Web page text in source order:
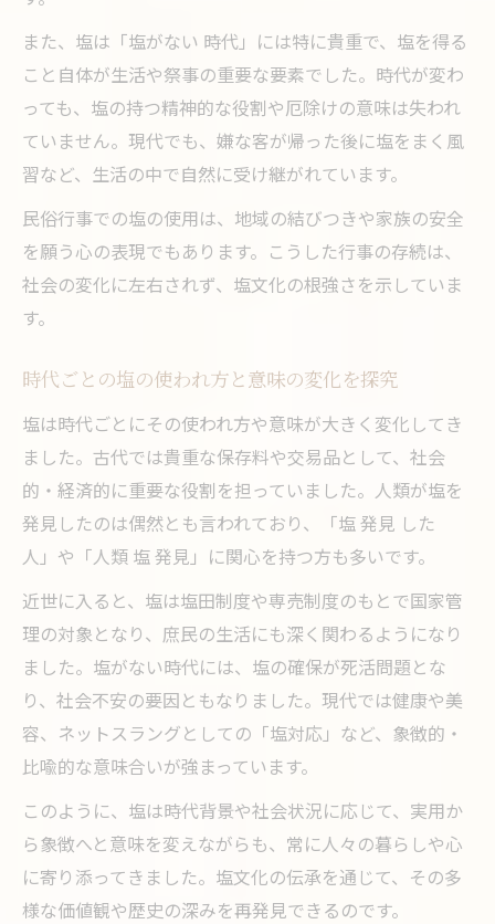
また、塩は「塩がない 時代」には特に貴重で、塩を得る
こと自体が生活や祭事の重要な要素でした。時代が変わ
っても、塩の持つ精神的な役割や厄除けの意味は失われ
ていません。現代でも、嫌な客が帰った後に塩をまく風
習など、生活の中で自然に受け継がれています。
民俗行事での塩の使用は、地域の結びつきや家族の安全
を願う心の表現でもあります。こうした行事の存続は、
社会の変化に左右されず、塩文化の根強さを示していま
す。
時代ごとの塩の使われ方と意味の変化を探究
塩は時代ごとにその使われ方や意味が大きく変化してき
ました。古代では貴重な保存料や交易品として、社会
的・経済的に重要な役割を担っていました。人類が塩を
発見したのは偶然とも言われており、「塩 発見 した
人」や「人類 塩 発見」に関心を持つ方も多いです。
近世に入ると、塩は塩田制度や専売制度のもとで国家管
理の対象となり、庶民の生活にも深く関わるようになり
ました。塩がない時代には、塩の確保が死活問題とな
り、社会不安の要因ともなりました。現代では健康や美
容、ネットスラングとしての「塩対応」など、象徴的・
比喩的な意味合いが強まっています。
このように、塩は時代背景や社会状況に応じて、実用か
ら象徴へと意味を変えながらも、常に人々の暮らしや心
に寄り添ってきました。塩文化の伝承を通じて、その多
様な価値観や歴史の深みを再発見できるのです。